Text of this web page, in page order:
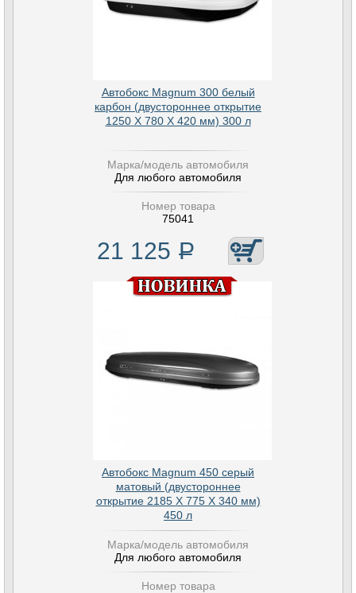
Автобокс Magnum 300 белый
карбон (двустороннее открытие
1250 Х 780 Х 420 мм) 300 л
Марка/модель автомобиля
Для любого автомобиля
Номер товара
75041
21 125 Р
Автобокс Magnum 450 серый
матовый (двустороннее
открытие 2185 Х 775 Х 340 мм)
450 л
Марка/модель автомобиля
Для любого автомобиля
Номер товара